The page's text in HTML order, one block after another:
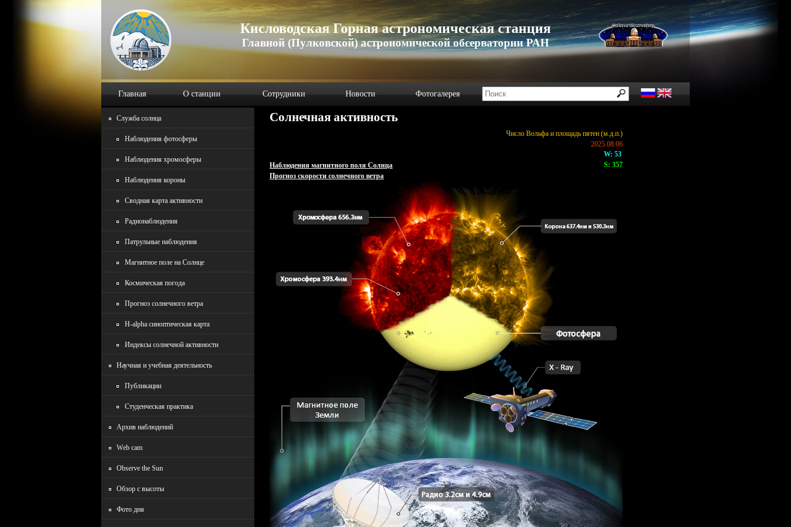
Кисловодская Горная астрономическая станция
Главной (Пулковской) астрономической обсерватории РАН
Главная О станции Сотрудники Новости Фотогалерея
Служба солнца
Наблюдения фотосферы
Наблюдения хромосферы
Наблюдения короны
Сводная карта активности
Радионаблюдения
Патрульные наблюдения
Магнитное поле на Солнце
Космическая погода
Прогноз солнечного ветра
H-alpha синоптическая карта
Индексы солнечной активности
Научная и учебная деятельность
Публикации
Студенческая практика
Архив наблюдений
Wеb cam
Observe the Sun
Обзор с высоты
Фото дня
Солнечная активность
Число Вольфа и площадь пятен (м.д.п.)
2025.08.06
Наблюдения магнитного поля Солнца
Прогноз скорости солнечного ветра
W: 53
S: 357